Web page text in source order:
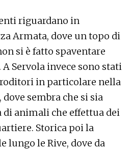
riguardano in
Armata, dove un topo di
si è fatto spaventare
A Servola invece sono stati
in particolare nella
dove sembra che si sia
animali che effettua dei
Storica poi la
lungo le Rive, dove da